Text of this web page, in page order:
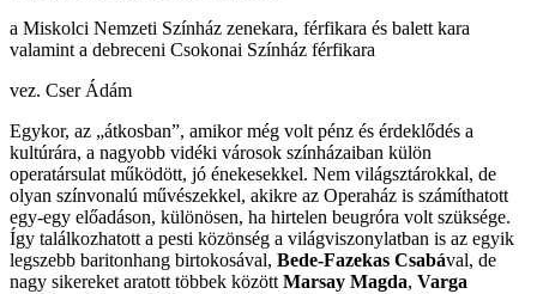
a Miskolci Nemzeti Színház zenekara, férfikara és balett kara
valamint a debreceni Csokonai Színház férfikara
vez. Cser Ádám
Egykor, az „átkosban”, amikor még volt pénz és érdeklődés a
kultúrára, a nagyobb vidéki városok színházaiban külön
operatársulat működött, jó énekesekkel. Nem világsztárokkal, de
olyan színvonalú művészekkel, akikre az Operaház is számíthatott
egy-egy előadáson, különösen, ha hirtelen beugróra volt szüksége.
Így találkozhatott a pesti közönség a világviszonylatban is az egyik
legszebb baritonhang birtokosával, Bede-Fazekas Csabával, de
nagy sikereket aratott többek közöttMarsay Magda, Varga